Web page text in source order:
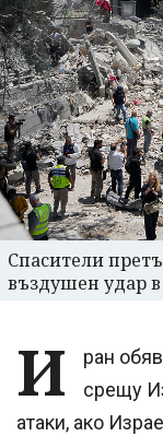
Спасители
въздушен удар
И
ран
срещу
атаки, ако